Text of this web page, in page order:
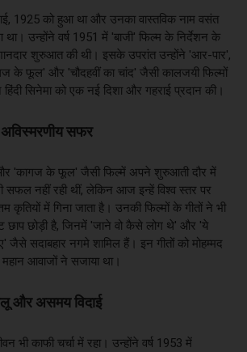
1925 को हुआ था और उनका वास्तविक नाम वसंत
उन्होंने वर्ष 1951 में 'बाजी' फिल्म के निर्देशन के
शुरुआत की थी। इसके उपरांत उन्होंने 'आर-पार',
के फूल' और 'चौदहवीं का चांद' जैसी कालजयी फिल्मों
हिंदी सिनेमा को एक नई दिशा और गहराई प्रदान की।
सफर
और 'कागज के फूल' जैसी फिल्में अपने शुरुआती दौर में
सफल नहीं रही थीं, लेकिन आज इन्हें विश्व स्तर पर
कृतियों में गिना जाता है। उनकी फिल्मों के गीतों ने भी
छाप छोड़ी है, जिनमें 'जाने वो कैसे लोग थे' और 'ये
जैसे सदाबहार नगमे शामिल हैं। इन गीतों को मोहम्मद
आवाजों ने सजाया था।
और असमय विदाई
भी काफी चर्चा में रहा। उन्होंने वर्ष 1953 में